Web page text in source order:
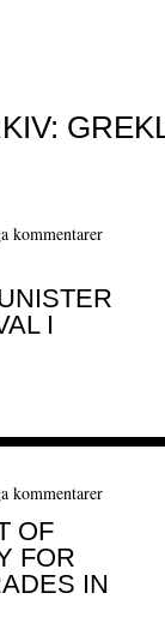
kommentarer
I
kommentarer
OF
FOR
IN